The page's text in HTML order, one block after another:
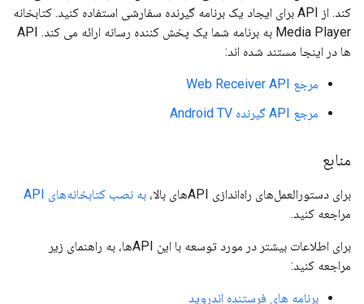
کند. از API برای ایجاد یک برنامه گیرنده سفارشی استفاده کنید. کتابخانه
Media Player به برنامه شما یک پخش کننده رسانه ارائه می کند. API
ها در اینجا مستند شده اند:
مرجع Web Receiver API
مرجع API گیرنده Android TV
منابع
برای دستورالعمل‌های راه‌اندازی APIهای بالا،
به نصب کتابخانه‌های API
مراجعه کنید.
برای اطلاعات بیشتر در مورد توسعه با این APIها، به راهنمای زیر
مراجعه کنید:
برنامه های فرستنده اندروید